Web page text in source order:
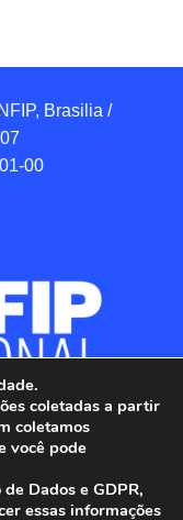
Brasilia /
00
coletadas a partir
coletamos
você pode
Dados e GDPR,
essas informações